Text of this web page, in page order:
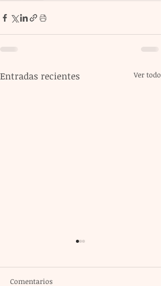
Entradas recientes Ver todo
Comentarios